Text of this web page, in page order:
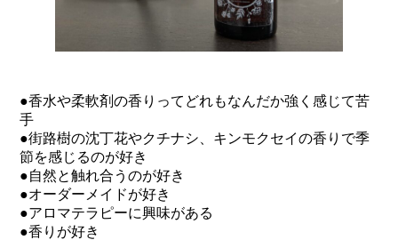
●香水や柔軟剤の香りってどれもなんだか強く感じて苦
手
●街路樹の沈丁花やクチナシ、キンモクセイの香りで季
節を感じるのが好き
●自然と触れ合うのが好き
●オーダーメイドが好き
●アロマテラピーに興味がある
●香りが好き